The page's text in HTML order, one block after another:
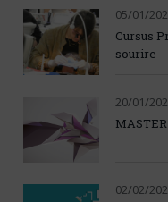
05/01/
Cursus
sourire
20/01/
02/02/